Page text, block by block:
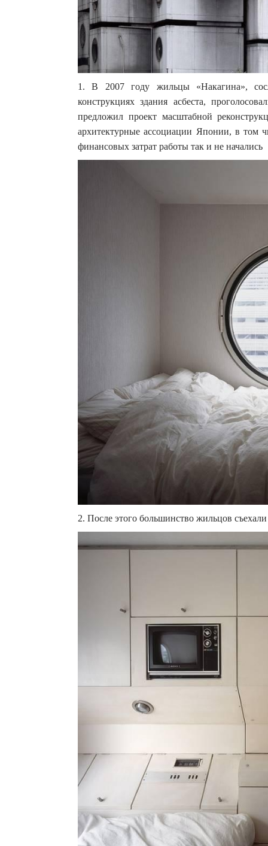
1. В 2007 году жильцы «Накагина»,
конструкциях здания асбеста,
предложил проект масштабной
архитектурные ассоциации Японии, в том
финансовых затрат работы так и не начались
2. После этого большинство жильцов